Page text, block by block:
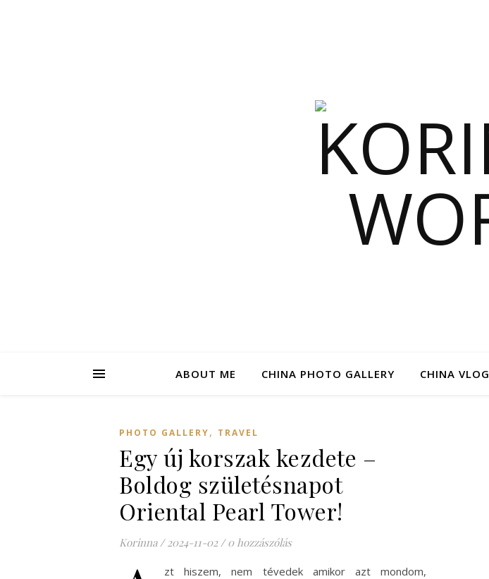
ABOUT ME CHINA PHOTO GALLERY CHINA VLOG
PHOTO GALLERY, TRAVEL
Egy új korszak kezdete –
Boldog születésnapot
Oriental Pearl Tower!
Korinna / 2024-11-02 / 0 hozzászólás
zt hiszem, nem tévedek amikor azt mondom,